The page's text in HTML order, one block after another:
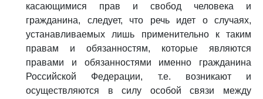
касающимися прав и свобод человека и
гражданина, следует, что речь идет о случаях,
устанавливаемых лишь применительно к таким
правам и обязанностям, которые являются
правами и обязанностями именно гражданина
Российской Федерации, т.е. возникают и
осуществляются в силу особой связи между